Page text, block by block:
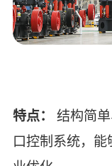
特点：
结构简
口控制系统，